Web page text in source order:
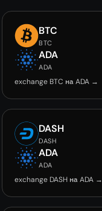
BTC
BTC
ADA
ADA
exchange BTC на ADA →
DASH
DASH
ADA
ADA
exchange DASH на ADA →